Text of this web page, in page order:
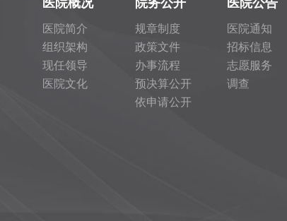
医院概况
医院简介
组织架构
现任领导
医院文化
院务公开
规章制度
政策文件
办事流程
预决算公开
依申请公开
医院公告
医院通知
招标信息
志愿服务
调查